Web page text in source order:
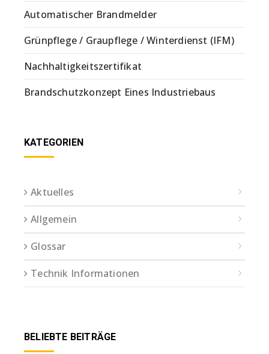
Automatischer Brandmelder
Grünpflege / Graupflege / Winterdienst (IFM)
Nachhaltigkeitszertifikat
Brandschutzkonzept Eines Industriebaus
KATEGORIEN
Aktuelles
Allgemein
Glossar
Technik Informationen
BELIEBTE BEITRÄGE